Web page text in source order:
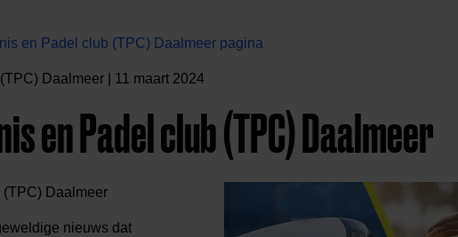
en Padel club (TPC) Daalmeer pagina
Daalmeer | 11 maart 2024
en Padel club (TPC) Daalmeer
(TPC) Daalmeer
nieuws dat